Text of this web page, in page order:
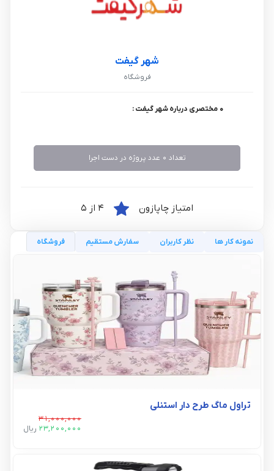
شهر گیفت
فروشگاه
0 مختصری درباره شهر گیفت :
تعداد 0 عدد پروژه در دست اجرا
امتیاز چاپازون
نمونه کار ها نظر کاربران سفارش مستقیم فروشگاه
تراول ماگ طرح دار استنلی
31,000,000
23,200,000 ريال